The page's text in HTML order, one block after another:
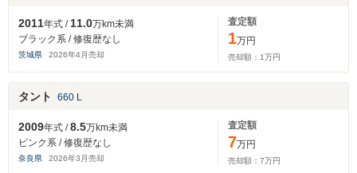
2011年式 / 11.0万km未満
ブラック系 / 修復歴なし
茨城県 2026年4月売却
査定額
1万円
売却額： 1万円
タント 660 L
2009年式 /8.5万km未満
ピンク系 / 修復歴なし
奈良県 2026年3 月売却
査定額
7万円
売却額： 7万円